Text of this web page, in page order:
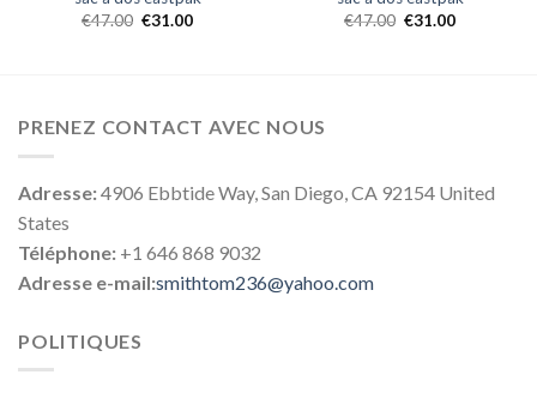
€47.00 €31.00
€47.00 €31.00
PRENEZ CONTACT AVEC NOUS
Adresse:4906 Ebbtide Way, San Diego, CA 92154 United
States
Téléphone: +1 646 868 9032
Adresse e-mail:smithtom236@yahoo.com
POLITIQUES